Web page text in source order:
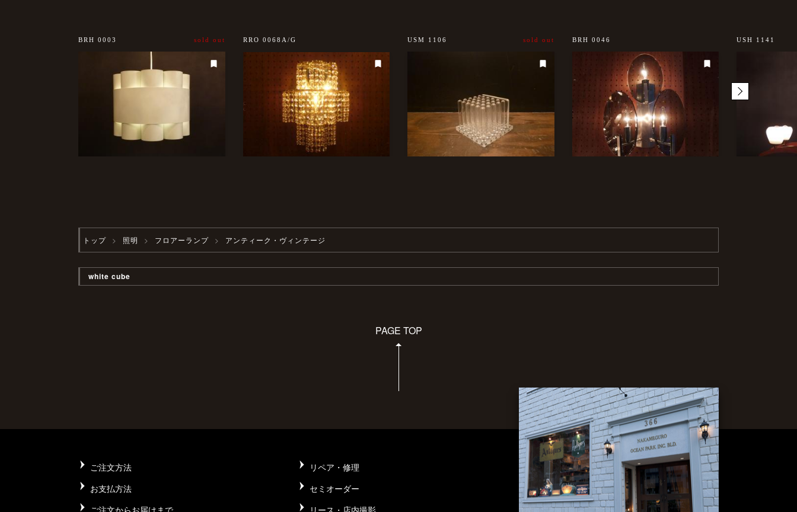
BRH 0003 sold out RRO 0068A/G USM 1106 sold out BRH 0046 USH 1141
トップ 照明 フロアーランプ アンティーク・ヴィンテージ
white cube
PAGE TOP
ご注文方法
リペア・修理
お支払方法
セミオーダー